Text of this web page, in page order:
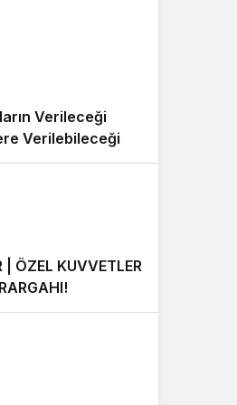
Verileceği
Verilebileceği
| ÖZEL KUVVETLER